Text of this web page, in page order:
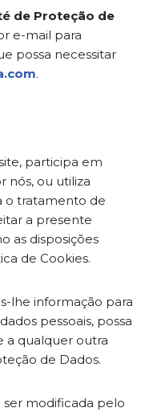
de Proteção de
e-mail para
possa necessitar
.
participa em
nós, ou utiliza
o tratamento de
a presente
as disposições
de Cookies.
lhe informação para
pessoais, possa
a qualquer outra
de Dados.
ser modificada pelo